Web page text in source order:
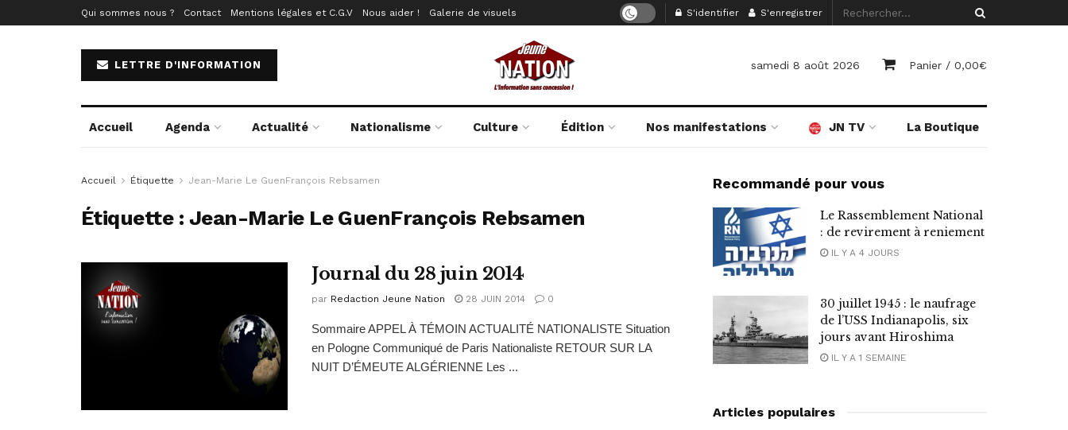
Qui sommes nous ? Contact Mentions légales et C.G.V Nous aider ! Galerie de visuels S'identifier S'enregistrer
LETTRE D'INFORMATION samedi 8 août 2026 Panier / 0,00€
Accueil Agenda Actualité Nationalisme Culture Édition Nos manifestations JN TV La Boutique
Accueil Étiquette Jean-Marie Le GuenFrançois Rebsamen
Étiquette : Jean-Marie Le GuenFrançois Rebsamen
Journal du 28 juin 2014
par Redaction Jeune Nation 28 JUIN 2014 0
Sommaire APPEL À TÉMOIN ACTUALITÉ NATIONALISTE Situation
en Pologne Communiqué de Paris Nationaliste RETOUR SUR LA
NUIT D’ÉMEUTE ALGÉRIENNE Les ...
Recommandé pour vous
Le Rassemblement National
: de revirement à reniement
IL Y A 4 JOURS
30 juillet 1945 : le naufrage
de l’USS Indianapolis, six
jours avant Hiroshima
IL Y A 1 SEMAINE
Articles populaires